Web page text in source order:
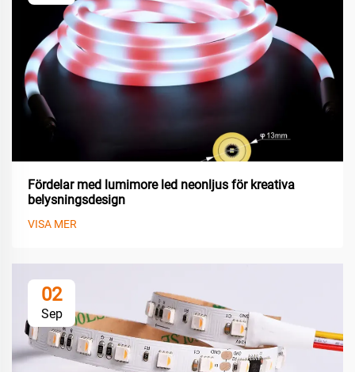
Fördelar med lumimore led neonljus för kreativa
belysningsdesign
VISA MER
02
Sep